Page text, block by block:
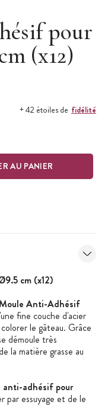
pour
(x12)
+ 42 étoiles de fidélité
AU PANIER
cm (x12)
Anti-Adhésif
fine couche d'acier
le gâteau. Grâce
démoule très
la matière grasse au
anti-adhésif pour
par essuyage et de le